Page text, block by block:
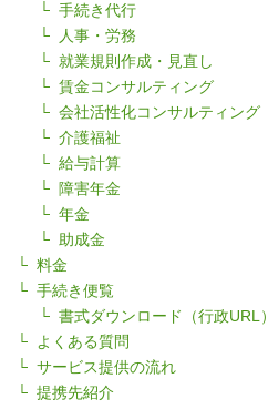
手続き代行
人事・労務
就業規則作成・見直し
賃金コンサルティング
会社活性化コンサルティング
介護福祉
給与計算
障害年金
年金
助成金
料金
手続き便覧
書式ダウンロード（行政URL）
よくある質問
サービス提供の流れ
提携先紹介